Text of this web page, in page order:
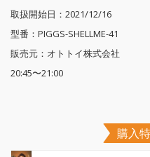
取扱開始日：2021/12/16
型番：PIGGS-SHELLME-41
販売元：オトトイ株式会社
20:45〜21:00
購入